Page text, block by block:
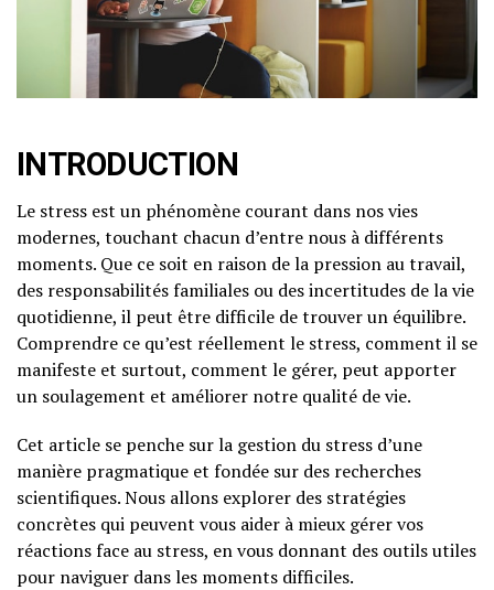
INTRODUCTION
Le stress est un phénomène courant dans nos vies
modernes, touchant chacun d’entre nous à différents
moments. Que ce soit en raison de la pression au travail,
des responsabilités familiales ou des incertitudes de la vie
quotidienne, il peut être difficile de trouver un équilibre.
Comprendre ce qu’est réellement le stress, comment il se
manifeste et surtout, comment le gérer, peut apporter
un soulagement et améliorer notre qualité de vie.
Cet article se penche sur la gestion du stress d’une
manière pragmatique et fondée sur des recherches
scientifiques. Nous allons explorer des stratégies
concrètes qui peuvent vous aider à mieux gérer vos
réactions face au stress, en vous donnant des outils utiles
pour naviguer dans les moments difficiles.